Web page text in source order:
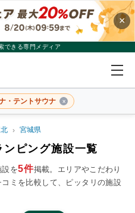
×
できる専門メディア
・テントサウナ
×
宮城県
ピング施設一覧
設を5件掲載。 エリアやこだわり
ミを比較して、ピッタリの施設